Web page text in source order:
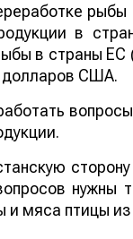
в
в страны
долларов США.
нужны
и мяса птицы